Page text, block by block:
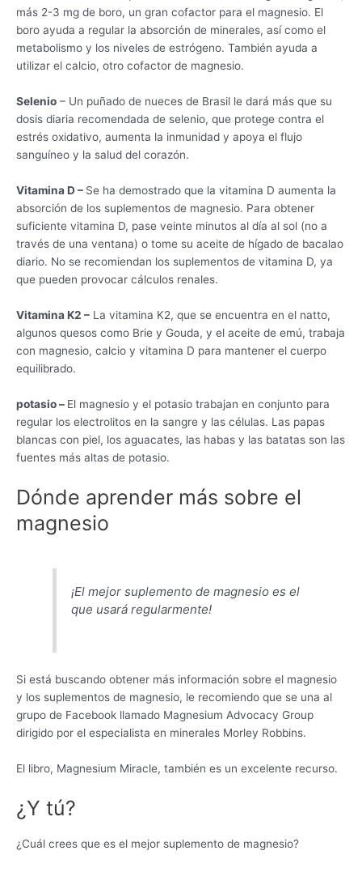
más 2-3 mg de boro, un gran cofactor para el magnesio. El
boro ayuda a regular la absorción de minerales, así como el
metabolismo y los niveles de estrógeno. También ayuda a
utilizar el calcio, otro cofactor de magnesio.
Selenio – Un puñado de nueces de Brasil le dará más que su
dosis diaria recomendada de selenio, que protege contra el
estrés oxidativo, aumenta la inmunidad y apoya el flujo
sanguíneo y la salud del corazón.
Vitamina D – Se ha demostrado que la vitamina D aumenta la
absorción de los suplementos de magnesio. Para obtener
suficiente vitamina D, pase veinte minutos al día al sol (no a
través de una ventana) o tome su aceite de hígado de bacalao
diario. No se recomiendan los suplementos de vitamina D, ya
que pueden provocar cálculos renales.
Vitamina K2 – La vitamina K2, que se encuentra en el natto,
algunos quesos como Brie y Gouda, y el aceite de emú, trabaja
con magnesio, calcio y vitamina D para mantener el cuerpo
equilibrado.
potasio – El magnesio y el potasio trabajan en conjunto para
regular los electrolitos en la sangre y las células. Las papas
blancas con piel, los aguacates, las habas y las batatas son las
fuentes más altas de potasio.
Dónde aprender más sobre el
magnesio
¡El mejor suplemento de magnesio es el
que usará regularmente!
Si está buscando obtener más información sobre el magnesio
y los suplementos de magnesio, le recomiendo que se una al
grupo de Facebook llamado Magnesium Advocacy Group
dirigido por el especialista en minerales Morley Robbins.
El libro, Magnesium Miracle, también es un excelente recurso.
¿Y tú?
¿Cuál crees que es el mejor suplemento de magnesio?